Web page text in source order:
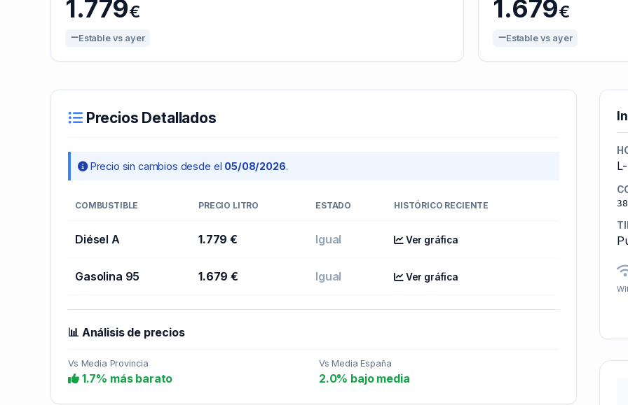
1.779€
Estable vs ayer
1.679€
Estable vs ayer
Precios Detallados
Precio sin cambios desde el 05/08/2026.
COMBUSTIBLE PRECIO LITRO ESTADO HISTÓRICO RECIENTE
Diésel A 1.779 € Igual Ver gráfica
Gasolina 95 1.679 € Igual Ver gráfica
📊 Análisis de precios
Vs Media Provincia
1.7% más barato
Vs Media España
2.0% bajo media